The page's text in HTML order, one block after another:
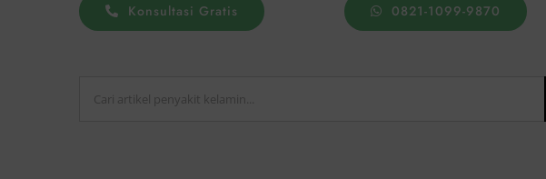
Konsultasi Gratis 0821-1099-9870
Search